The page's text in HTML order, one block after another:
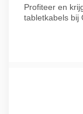
Profiteer en
tabletkabels bij